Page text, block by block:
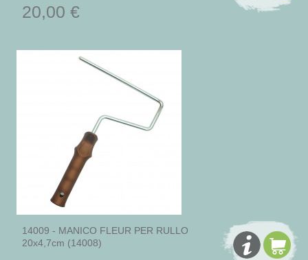
20,00 €
14009 - MANICO FLEUR PER RULLO
20x4,7cm (14008)